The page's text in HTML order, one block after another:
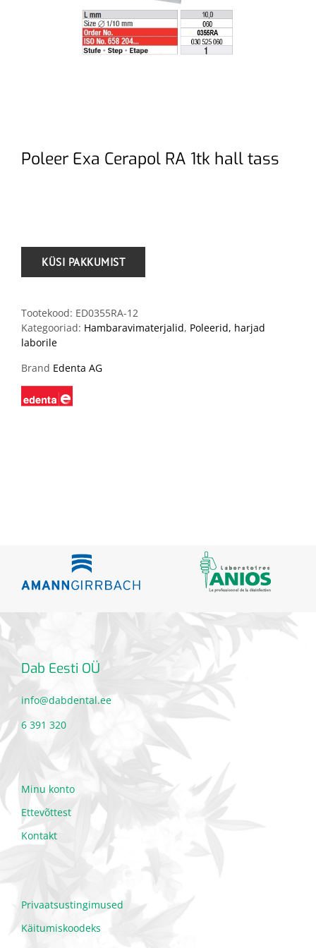
Poleer Exa Cerapol RA 1tk hall tass
Tootekood: ED0355RA-12
Kategooriad: Hambaravimaterjalid, Poleerid, harjad
laborile
Brand Edenta AG
Dab Eesti OÜ
info@dabdental.ee
6 391 320
Minu konto
Ettevõttest
Kontakt
Privaatsustingimused
Käitumiskoodeks